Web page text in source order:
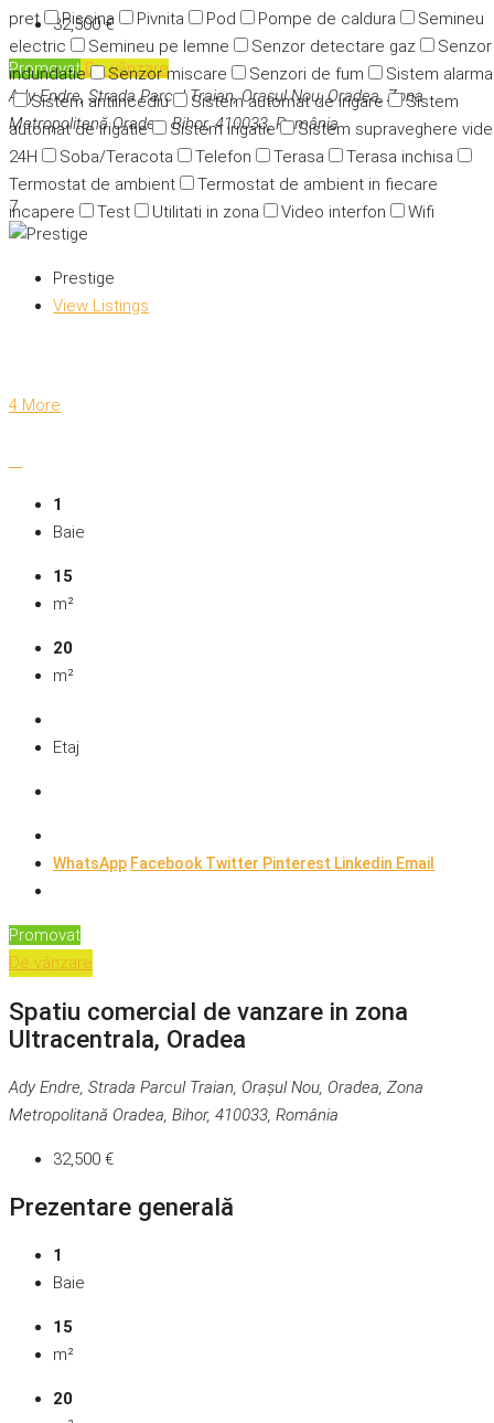
pret
Piscina Pivnita Pod Pompe de caldura
Semineu
electric
Semineu pe lemne Senzor detectare gaz
Senzor
indundatie
Senzor miscare Senzori de fum
Sistem alarma
Sistem antiincediu
Sistem automat de irigare
Sistem
automat de irigatie
Sistem irigatie
Sistem supraveghere
24H
Soba/Teracota Telefon Terasa
Terasa inchisa
Termostat de ambient
Termostat de ambient in fiecare
incapere
Test Utilitati in zona Video interfon Wifi
32,500 €
PromovatDe vânzare
Ady Endre, Strada Parcul Traian, Orașul Nou, Oradea, Zona
Metropolitană Oradea, Bihor, 410033, România
7
Prestige
View Listings
4 More
1
Baie
15
m²
20
m²
Etaj
WhatsApp FacebookTwitter Pinterest Linkedin Email
Promovat
De vânzare
Spatiu comercial de vanzare in zona
Ultracentrala, Oradea
Ady Endre, Strada Parcul Traian, Orașul Nou, Oradea, Zona
Metropolitană Oradea, Bihor, 410033, România
32,500 €
Prezentare generală
1
Baie
15
m²
20